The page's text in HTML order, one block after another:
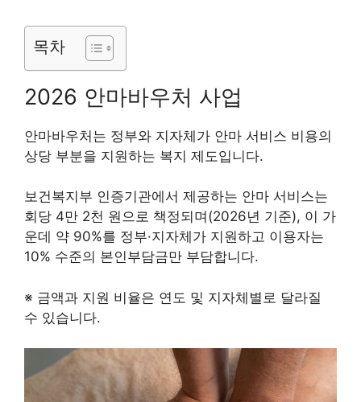
목차
2026 안마바우처 사업
안마바우처는 정부와 지자체가 안마 서비스 비용의
상당 부분을 지원하는 복지 제도입니다.
보건복지부 인증기관에서 제공하는 안마 서비스는
회당 4만 2천 원으로 책정되며(2026년 기준), 이 가
운데 약 90%를 정부·지자체가 지원하고 이용자는
10% 수준의 본인부담금만 부담합니다.
※ 금액과 지원 비율은 연도 및 지자체별로 달라질
수 있습니다.